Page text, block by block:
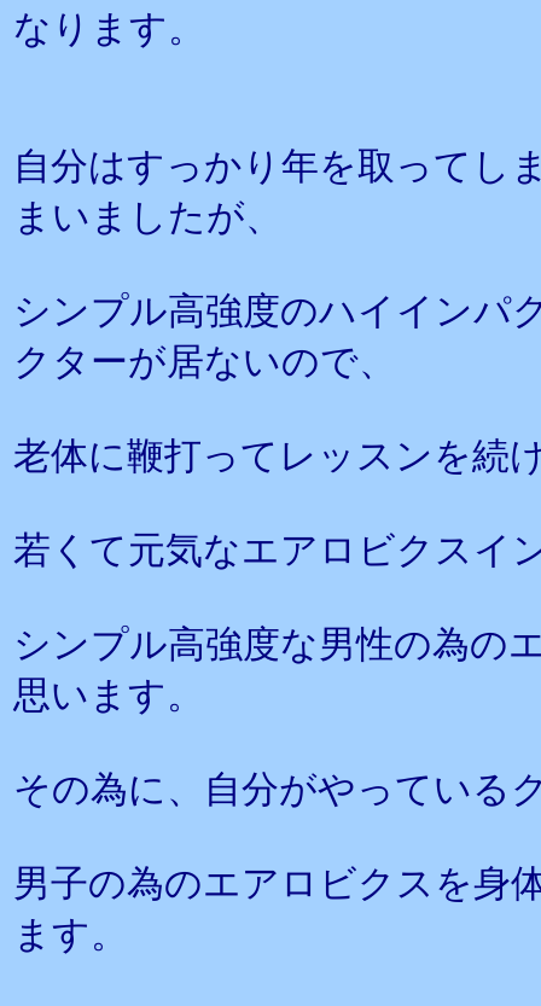
なります。
自分はすっかり年を取ってし
まいましたが、
シンプル高強度のハイインパ
クターが居ないので、
老体に鞭打ってレッスンを続
若くて元気なエアロビクスイ
シンプル高強度な男性の為の
思います。
その為に、自分がやっている
男子の為のエアロビクスを身
ます。